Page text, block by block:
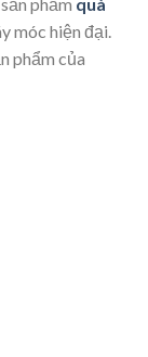
móc hiện đại.
phẩm của